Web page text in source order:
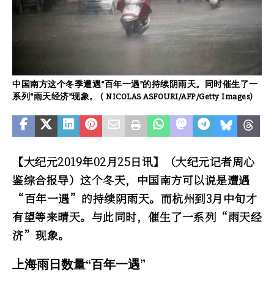
中国南方这个冬季遭遇“百年一遇”的持续阴雨天。同时催生了一
系列“雨天经济”现象。 ( NICOLAS ASFOURI/AFP/Getty Images)
【大纪元2019年02月25日讯】（大纪元记者周心
鉴综合报导）这个冬天，中国南方可以说是遭遇
“百年一遇”的持续阴雨天。而杭州到3月中旬才
有望等来晴天。与此同时，催生了一系列“雨天经
济”现象。
上海雨日数量“百年一遇”